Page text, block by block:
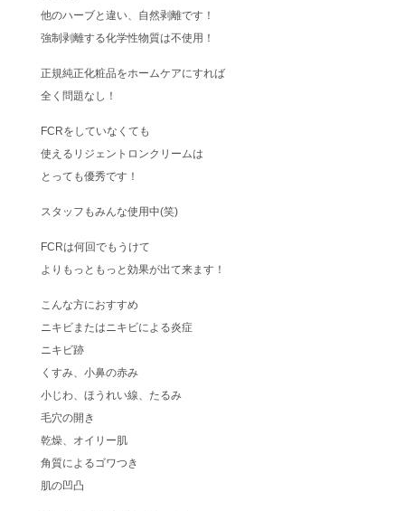
他のハーブと違い、自然剥離です！
強制剥離する化学性物質は不使用！
正規純正化粧品をホームケアにすれば
全く問題なし！
FCRをしていなくても
使えるリジェントロンクリームは
とっても優秀です！
スタッフもみんな使用中(笑)
FCRは何回でもうけて
よりもっともっと効果が出て来ます！
こんな方におすすめ
ニキビまたはニキビによる炎症
ニキビ跡
くすみ、小鼻の赤み
小じわ、ほうれい線、たるみ
毛穴の開き
乾燥、オイリー肌
角質によるゴワつき
肌の凹凸